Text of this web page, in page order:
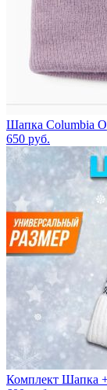
Шапка Columbia
650 руб.
Комплект Шапка